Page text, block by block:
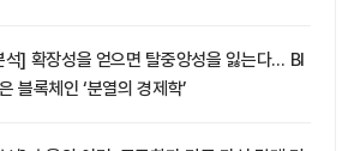
석] 확장성을 얻으면 탈중앙성을 잃는다… BI
블록체인 ‘분열의 경제학’